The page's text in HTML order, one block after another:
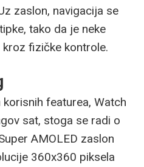
zaslon, navigacija se
tako da je neke
fizičke kontrole.
featurea, Watch
sat, stoga se radi o
AMOLED zaslon
360x360 piksela